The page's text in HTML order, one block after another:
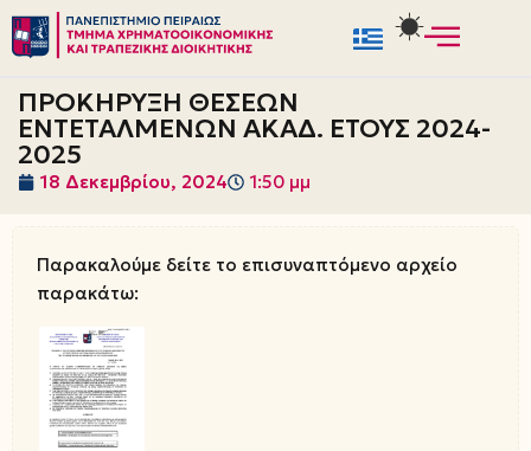
Μεταπηδήστε
στο
περιεχόμενο
ΠΡΟΚΗΡΥΞΗ ΘΕΣΕΩΝ
ΕΝΤΕΤΑΛΜΕΝΩΝ ΑΚΑΔ. ΕΤΟΥΣ 2024-
2025
18 Δεκεμβρίου, 2024 1:50 μμ
Παρακαλούμε δείτε το επισυναπτόμενο αρχείο
παρακάτω: